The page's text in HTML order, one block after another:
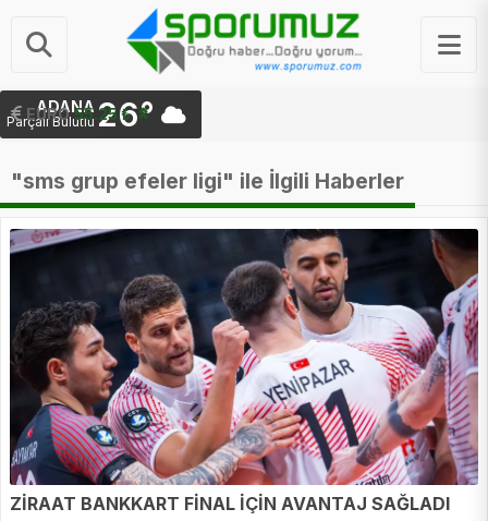
EURO 55.25 ₺
ADANA
Parçalı Bulutlu 26°
"sms grup efeler ligi" ile İlgili Haberler
ZİRAAT BANKKART FİNAL İÇİN AVANTAJ SAĞLADI